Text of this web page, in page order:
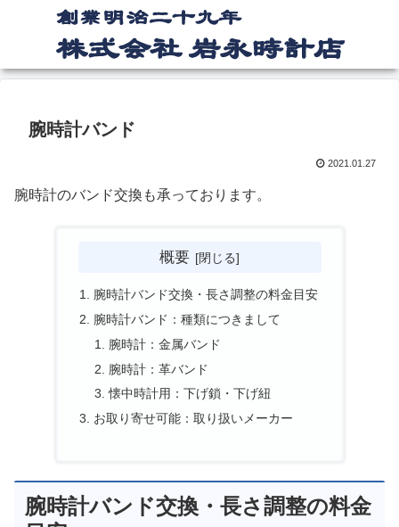
腕時計バンド
2021.01.27
腕時計のバンド交換も承っております。
概要
腕時計バンド交換・長さ調整の料金目安
腕時計バンド：種類につきまして
腕時計：金属バンド
腕時計：革バンド
懐中時計用：下げ鎖・下げ紐
お取り寄せ可能：取り扱いメーカー
腕時計バンド交換・長さ調整の料金